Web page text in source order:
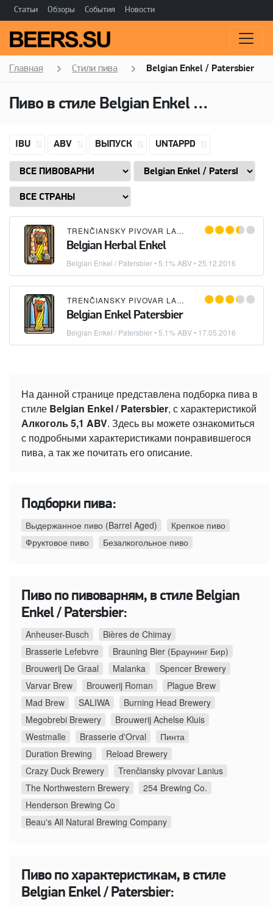
Статьи Обзоры События Новости
Главная Стили пива Belgian Enkel / Patersbier
Пиво в стиле Belgian Enkel / Patersbier, Алкоголь: 5,1 ABV
IBU ABV ВЫПУСК UNTAPPD
TRENČIANSKY PIVOVAR LANIUS
Belgian Herbal Enkel
Belgian Enkel / Patersbier• 5.1% ABV •25.12.2016
TRENČIANSKY PIVOVAR LANIUS
Belgian Enkel Patersbier
Belgian Enkel / Patersbier• 5.1% ABV • 17.05.2016
На данной странице представлена подборка пива в
стиле Belgian Enkel / Patersbier, с характеристикой
Алкоголь 5,1 ABV. Здесь вы можете ознакомиться
с подробными характеристиками понравившегося
пива, а так же почитать его описание.
Подборки пива:
Выдержанное пиво (Barrel Aged)
Крепкое пиво
Фруктовое пиво
Безалкогольное пиво
Пиво по пивоварням, в стиле Belgian
Enkel / Patersbier:
Anheuser-Busch
Bières de Chimay
Brasserie Lefebvre
Brauning Bier (Браунинг Бир)
Brouwerij De Graal
Malanka
Spencer Brewery
Varvar Brew
Brouwerij Roman
Plague Brew
Mad Brew
SALIWA
Burning Head Brewery
Megobrebi Brewery
Brouwerij Achelse Kluis
Westmalle
Brasserie d'Orval
Пинта
Duration Brewing
Reload Brewery
Crazy Duck Brewery
Trenčiansky pivovar Lanius
The Northwestern Brewery
254 Brewing Co.
Henderson Brewing Co
Beau's All Natural Brewing Company
Пиво по характеристикам, в стиле
Belgian Enkel / Patersbier: